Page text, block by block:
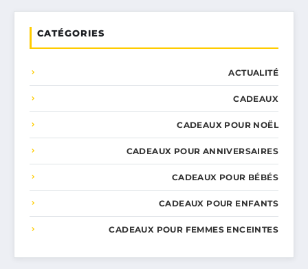
CATÉGORIES
ACTUALITÉ
CADEAUX
CADEAUX POUR NOËL
CADEAUX POUR ANNIVERSAIRES
CADEAUX POUR BÉBÉS
CADEAUX POUR ENFANTS
CADEAUX POUR FEMMES ENCEINTES